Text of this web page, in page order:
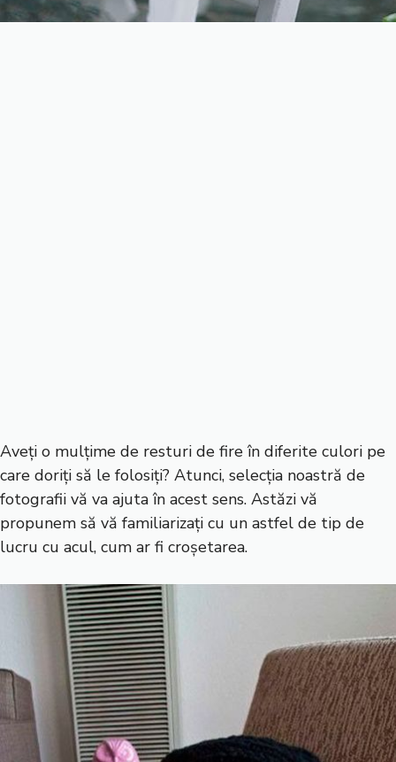
Aveți o mulțime de resturi de fire în diferite culori pe
care doriți să le folosiți? Atunci, selecția noastră de
fotografii vă va ajuta în acest sens. Astăzi vă
propunem să vă familiarizați cu un astfel de tip de
lucru cu acul, cum ar fi croșetarea.